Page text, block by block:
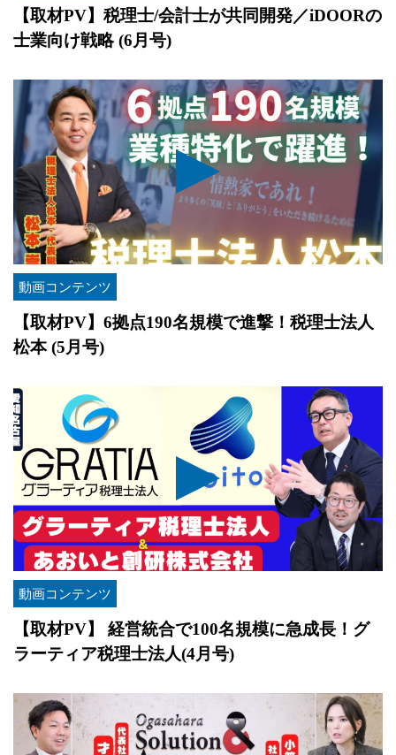
【取材PV】税理士/会計士が共同開発／iDOORの
士業向け戦略 (6月号)
動画コンテンツ
【取材PV】6拠点190名規模で進撃！税理士法人
松本 (5月号)
動画コンテンツ
【取材PV】 経営統合で100名規模に急成長！グ
ラーティア税理士法人(4月号)